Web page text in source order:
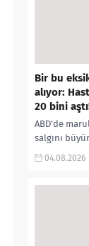
Bir bu
alıyor:
20 bini
ABD’de
salgını
kayıplarının
04.08.2026